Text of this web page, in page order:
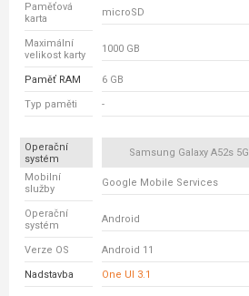
Paměťová
karta
microSD
Maximální
velikost karty
1000 GB
Paměť RAM 6 GB
Typ paměti -
Operační
systém
Samsung Galaxy A52s 5G
Mobilní
služby
Google Mobile Services
Operační
systém
Android
Verze OS Android 11
Nadstavba One UI 3.1